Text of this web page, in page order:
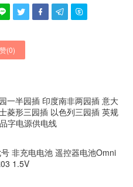
   
赞(0)
一半园插 印度南非两园插 意大
菱形三园插 以色列三园插 英规
字电源供电线
非充电电池 遥控器电池Omni
1.5V